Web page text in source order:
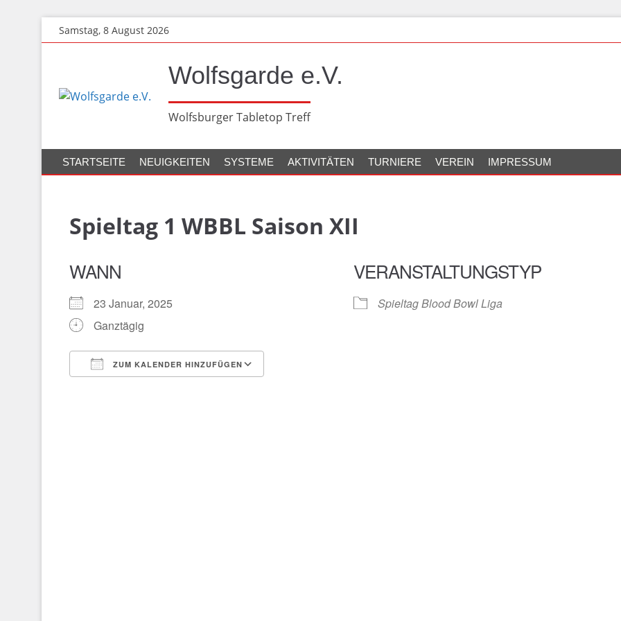
Zum
Hauptinhalt
Samstag, 8 August 2026
Wolfsgarde e.V.
Wolfsburger Tabletop Treff
STARTSEITE NEUIGKEITEN SYSTEME AKTIVITÄTEN TURNIERE VEREIN IMPRESSUM
Spieltag 1 WBBL Saison XII
WANN
23 Januar, 2025
Ganztägig
ZUM KALENDER HINZUFÜGEN
VERANSTALTUNGSTYP
Spieltag Blood Bowl Liga